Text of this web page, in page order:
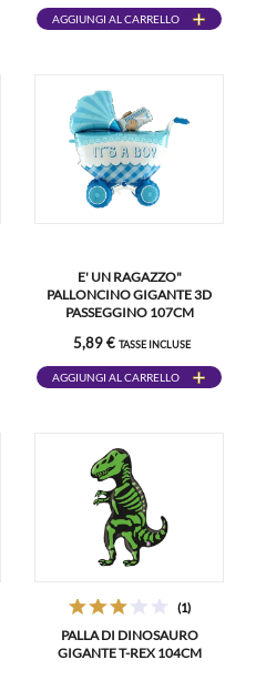
AGGIUNGI AL CARRELLO
E' UN RAGAZZO"
PALLONCINO GIGANTE 3D
PASSEGGINO 107CM
5,89 € TASSE INCLUSE
AGGIUNGI AL CARRELLO
(1)
PALLA DI DINOSAURO
GIGANTE T-REX 104CM